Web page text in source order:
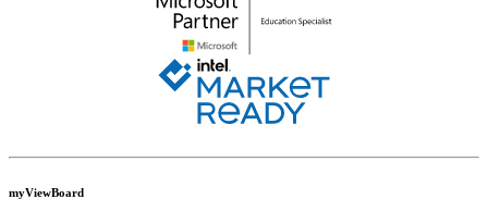
myViewBoard